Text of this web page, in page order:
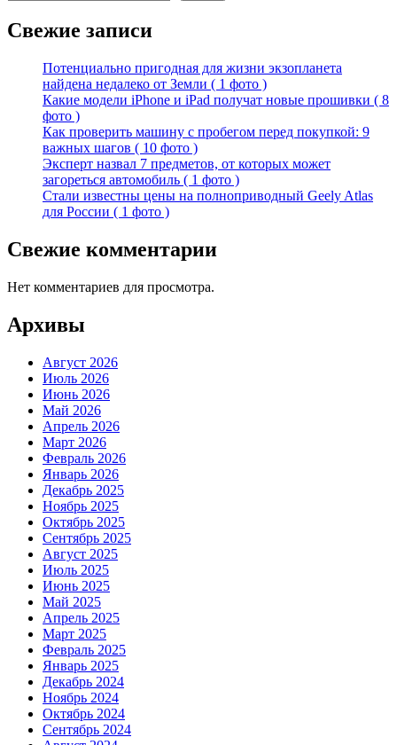
Свежие записи
Потенциально пригодная для жизни экзопланета
найдена недалеко от Земли ( 1 фото )
Какие модели iPhone и iPad получат новые прошивки ( 8
фото )
Как проверить машину с пробегом перед покупкой: 9
важных шагов ( 10 фото )
Эксперт назвал 7 предметов, от которых может
загореться автомобиль ( 1 фото )
Стали известны цены на полноприводный Geely Atlas
для России ( 1 фото )
Свежие комментарии
Нет комментариев для просмотра.
Архивы
Август 2026
Июль 2026
Июнь 2026
Май 2026
Апрель 2026
Март 2026
Февраль 2026
Январь 2026
Декабрь 2025
Ноябрь 2025
Октябрь 2025
Сентябрь 2025
Август 2025
Июль 2025
Июнь 2025
Май 2025
Апрель 2025
Март 2025
Февраль 2025
Январь 2025
Декабрь 2024
Ноябрь 2024
Октябрь 2024
Сентябрь 2024